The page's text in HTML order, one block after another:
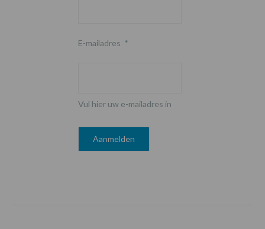
E-mailadres *
Vul hier uw e-mailadres in